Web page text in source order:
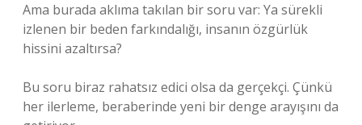
Ama burada aklıma takılan bir soru var: Ya sürekli
izlenen bir beden farkındalığı, insanın özgürlük
hissini azaltırsa?
Bu soru biraz rahatsız edici olsa da gerçekçi. Çünkü
her ilerleme, beraberinde yeni bir denge arayışını da